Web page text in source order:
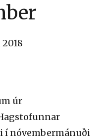
úr
í nóvembermánuði